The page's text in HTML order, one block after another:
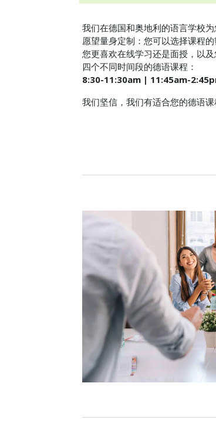
我们在德国和奥地利的语言学校
愿望量身定制：您可以选择课程
您更喜欢在线学习还是面授，以
四个不同时间段的德语课程：
8:30-11:30am | 11:45am-
我们坚信，我们有适合您的德语课